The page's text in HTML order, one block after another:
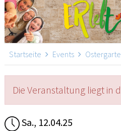
Startseite Events
Die Veranstaltung liegt in
Sa., 12.04.25